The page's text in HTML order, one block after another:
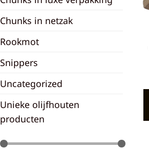
Chunks in netzak
Rookmot
Snippers
Uncategorized
Unieke olijfhouten
producten